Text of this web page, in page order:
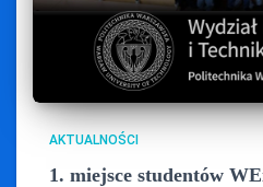
AKTUALNOŚCI
1. miejsce studentów